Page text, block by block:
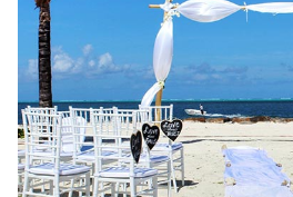
ร่วม
งาน
กับ
เรา